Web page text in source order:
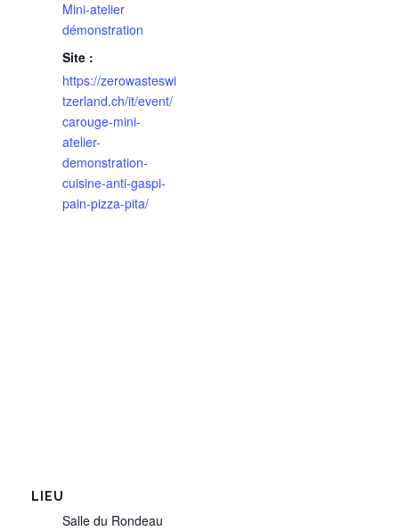
Mini-atelier
démonstration
Site :
https://zerowasteswi
tzerland.ch/it/event/
carouge-mini-
atelier-
demonstration-
cuisine-anti-gaspi-
pain-pizza-pita/
LIEU
Salle du Rondeau